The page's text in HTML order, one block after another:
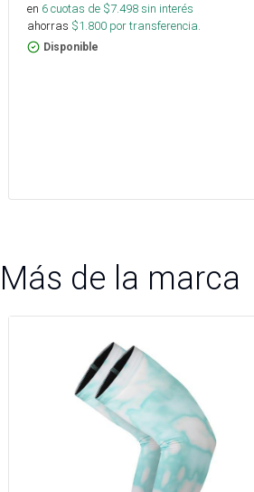
en 6cuotas de $7.498sin interés
ahorras $1.800 por transferencia.
Disponible
Más de la marca